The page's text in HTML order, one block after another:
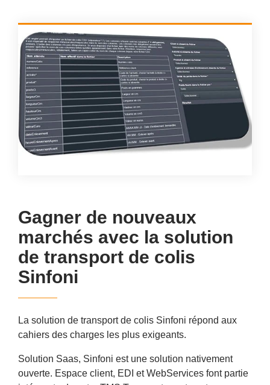
Gagner de nouveaux
marchés avec la solution
de transport de colis
Sinfoni
La solution de transport de colis Sinfoni répond aux
cahiers des charges les plus exigeants.
Solution Saas, Sinfoni est une solution nativement
ouverte. Espace client, EDI et WebServices font partie